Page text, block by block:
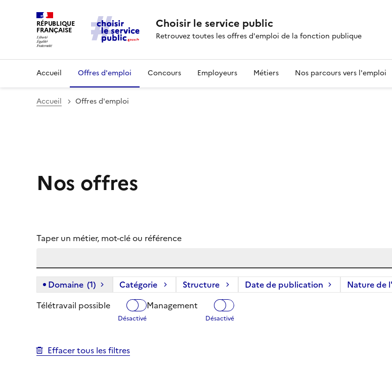
RÉPUBLIQUE
FRANÇAISE Choisir le service public
Retrouvez toutes les offres d'emploi de la fonction publique
Accueil Offres d'emploi Concours Employeurs Métiers Nos parcours vers l'emploi
Accueil Offres d'emploi
Nos offres
Taper un métier, mot-clé ou référence
Domaine (1) (1 filtre actif) :
Catégorie Structure Date de publication Nature de
Télétravail possible
Management
Effacer tous les filtres